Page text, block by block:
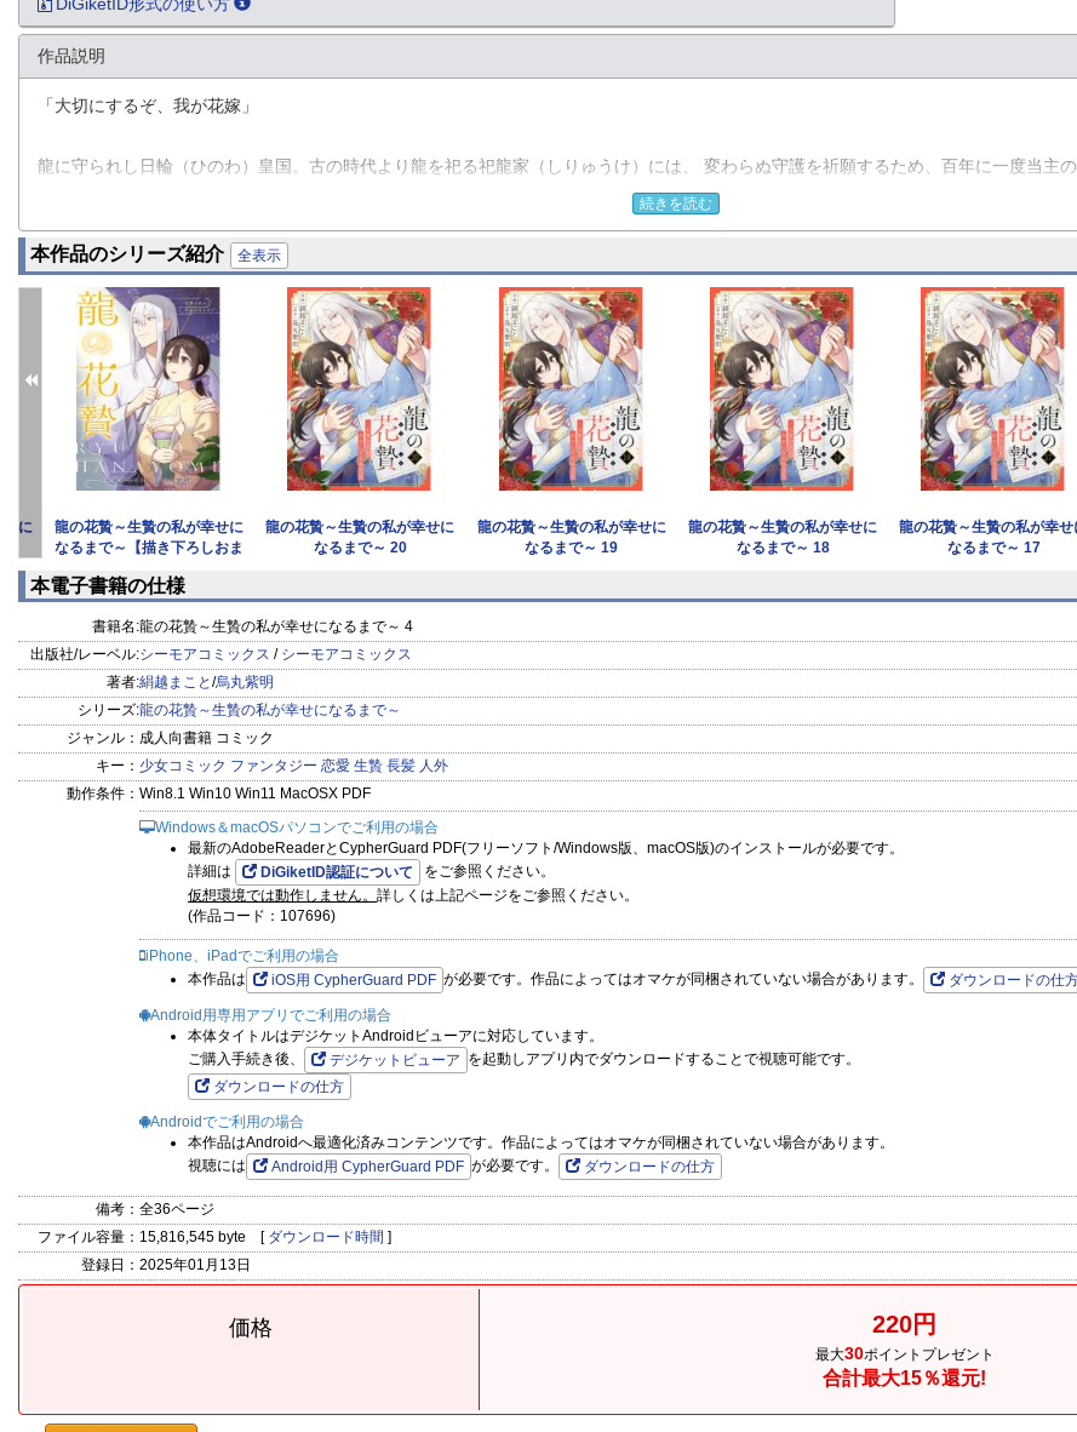
作品説明
「大切にするぞ、我が花嫁」
龍に守られし日輪（ひのわ）皇国。古の時代より龍を祀る祀龍家（しりゅうけ）には、 変わらぬ守護を祈願するため、百年に一度当主
はなよめと呼ばれるが、 当てられた字は花贄。つまり──生贄だ。
祀龍家に引き取られ、虐げられ続けてきた千代は花贄として龍に喰らわれることでこの辛い生から逃れられると思っていたが、龍は千代
──？
生贄の少女が神に愛されて花開く──和風ロマンスファンタジー。【恋するソワレ】
続きを読む
本作品のシリーズ紹介 全表示
せに
龍の花贄～生贄の私が幸せに
なるまで～【描き下ろしおま
龍の花贄～生贄の私が幸せに
なるまで～ 20
龍の花贄～生贄の私が幸せに
なるまで～ 19
龍の花贄～生贄の私が幸せに
なるまで～ 18
龍の花贄～生贄の私が幸せ
なるまで～ 17
本電子書籍の仕様
書籍名:龍の花贄～生贄の私が幸せになるまで～ 4
出版社/レーベル:シーモアコミックス / シーモアコミックス
著者:絹越まこと /烏丸紫明
シリーズ:龍の花贄～生贄の私が幸せになるまで～
ジャンル： 成人向書籍 コミック
キー： 少女コミック ファンタジー 恋愛 生贄 長髪 人外
動作条件： Win8.1 Win10 Win11 MacOSX PDF
Windows＆macOSパソコンでご利用の場合
最新のAdobeReaderとCypherGuard PDF(フリーソフト/Windows版、macOS版)のインストールが必要です。
詳細は
DiGiketID認証について
をご参照ください。
仮想環境では動作しません。 詳しくは上記ページをご参照ください。
(作品コード：107696)
iPhone、iPadでご利用の場合
本作品は
iOS用 CypherGuard PDF が必要です。作品によってはオマケが同梱されていない場合があります。 ダウンロードの仕
Android用専用アプリでご利用の場合
本体タイトルはデジケットAndroidビューアに対応しています。
ご購入手続き後、
デジケットビューア を起動しアプリ内でダウンロードすることで視聴可能です。
ダウンロードの仕方
Androidでご利用の場合
本作品はAndroidへ最適化済みコンテンツです。作品によってはオマケが同梱されていない場合があります。
視聴には
Android用 CypherGuard PDF が必要です。 ダウンロードの仕方
備考： 全36ページ
ファイル容量： 15,816,545 byte [ ダウンロード時間 ]
登録日： 2025年01月13日
価格 220円
最大30ポイントプレゼント
合計最大15％還元!